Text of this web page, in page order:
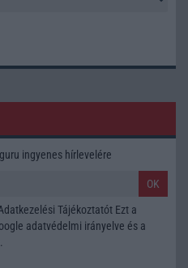
ingyenes hírlevelére
OK
Tájékoztatót Ezt a
adatvédelmi irányelve és a